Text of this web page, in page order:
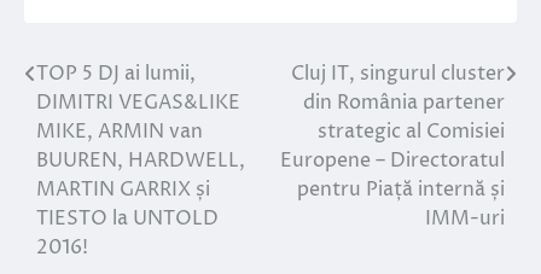
Navigare
în
articole
TOP 5 DJ ai lumii,
DIMITRI VEGAS&LIKE
MIKE, ARMIN van
BUUREN, HARDWELL,
MARTIN GARRIX și
TIESTO la UNTOLD
2016!
Cluj IT, singurul cluster
din România partener
strategic al Comisiei
Europene – Directoratul
pentru Piață internă și
IMM-uri